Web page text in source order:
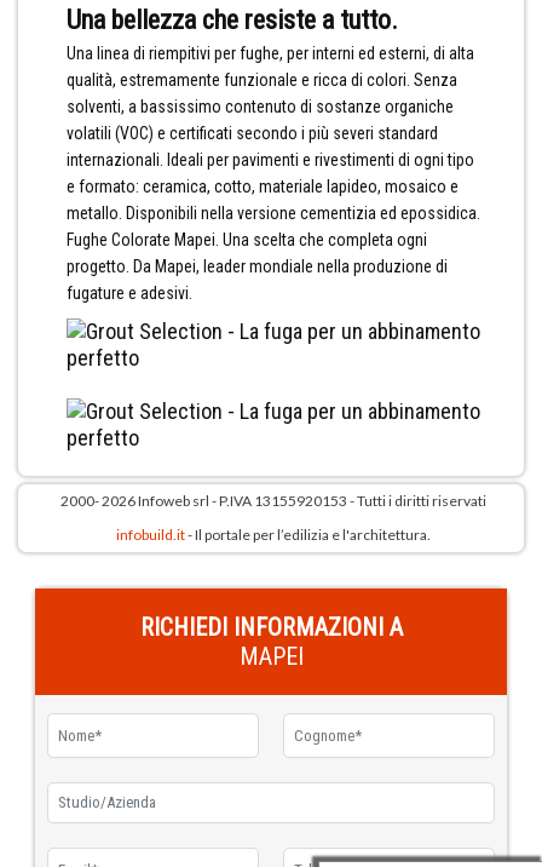
Una bellezza che resiste a tutto.
Una linea di riempitivi per fughe, per interni ed esterni, di alta
qualità, estremamente funzionale e ricca di colori. Senza
solventi, a bassissimo contenuto di sostanze organiche
volatili (VOC) e certificati secondo i più severi standard
internazionali. Ideali per pavimenti e rivestimenti di ogni tipo
e formato: ceramica, cotto, materiale lapideo, mosaico e
metallo. Disponibili nella versione cementizia ed epossidica.
Fughe Colorate Mapei. Una scelta che completa ogni
progetto. Da Mapei, leader mondiale nella produzione di
fugature e adesivi.
2000- 2026 Infoweb srl - P.IVA 13155920153 - Tutti i diritti riservati
infobuild.it- Il portale per l’edilizia e l'architettura.
RICHIEDI INFORMAZIONI A
MAPEI